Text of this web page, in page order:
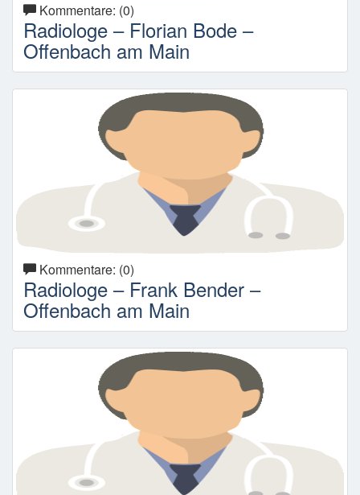
Kommentare: (0)
Radiologe – Florian Bode –
Offenbach am Main
Kommentare: (0)
Radiologe – Frank Bender –
Offenbach am Main